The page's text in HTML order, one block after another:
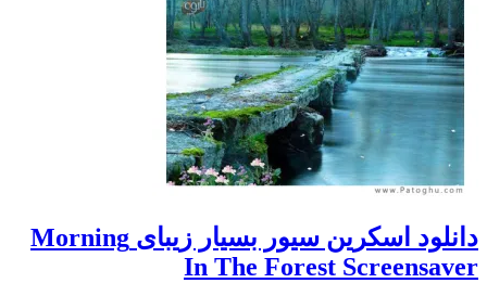
دانلود اسکرین سیور بسیار زیبای Morning
In The Forest Screensaver